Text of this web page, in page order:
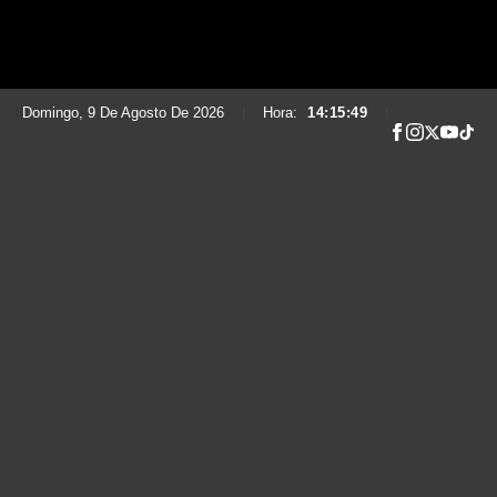
Domingo, 9 De Agosto De 2026 Hora: 14:15:50